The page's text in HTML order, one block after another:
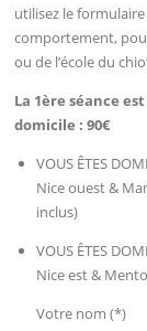
utilisez le
comportement,
ou de l’école du
La 1ère séance
domicile : 90€
VOUS ÊTES
Nice ouest &
inclus)
VOUS ÊTES
Nice est &
Votre nom (*)